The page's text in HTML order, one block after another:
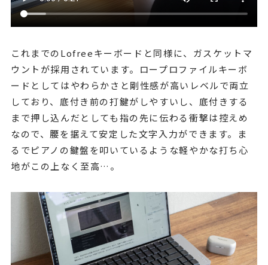
これまでのLofreeキーボードと同様に、ガスケットマ
ウントが採用されています。ロープロファイルキーボ
ードとしてはやわらかさと剛性感が高いレベルで両立
しており、底付き前の打鍵がしやすいし、底付きする
まで押し込んだとしても指の先に伝わる衝撃は控えめ
なので、腰を据えて安定した文字入力ができます。ま
るでピアノの鍵盤を叩いているような軽やかな打ち心
地がこの上なく至高…。